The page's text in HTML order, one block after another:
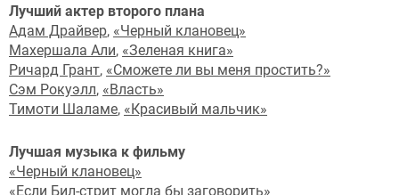
Лучший актер второго плана
Адам Драйвер, «Черный клановец»
Махершала Али, «Зеленая книга»
Ричард Грант, «Сможете ли вы меня простить?»
Сэм Рокуэлл, «Власть»
Тимоти Шаламе, «Красивый мальчик»
Лучшая музыка к фильму
«Черный клановец»
«Если Бил-стрит могла бы заговорить»